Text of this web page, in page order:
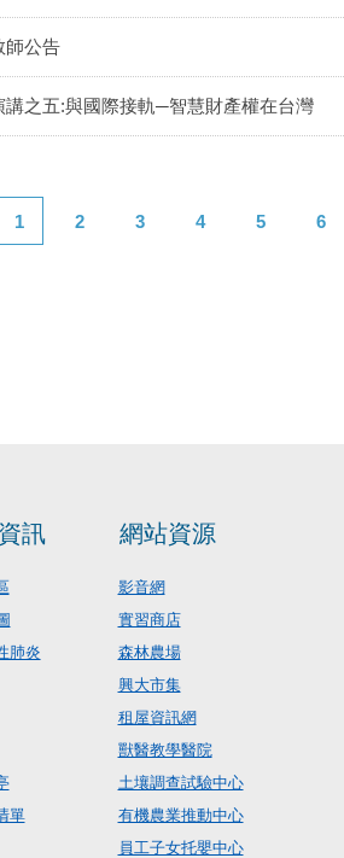
師公告
之五:與國際接軌─智慧財產權在台灣
1 2 3 4 5 6
訊
肺炎
單
網站資源
影音網
實習商店
森林農場
興大市集
租屋資訊網
獸醫教學醫院
土壤調查試驗中心
有機農業推動中心
員工子女托嬰中心